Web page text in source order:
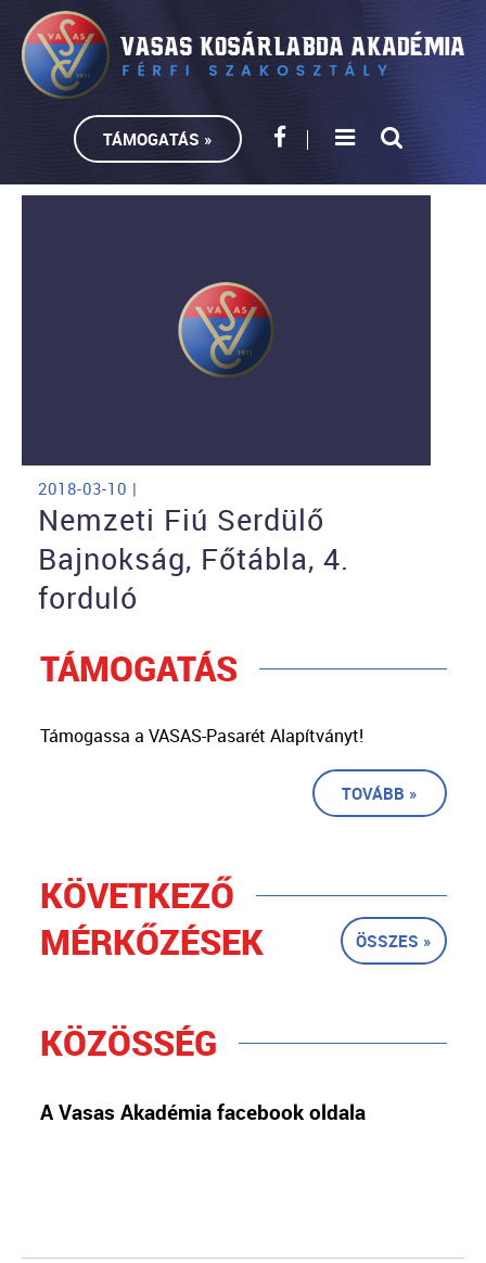
TÁMOGATÁS »
2018-03-10 |
Nemzeti Fiú Serdülő
Bajnokság, Főtábla, 4.
forduló
TÁMOGATÁS
Támogassa a VASAS-Pasarét Alapítványt!
TOVÁBB »
KÖVETKEZŐ
MÉRKŐZÉSEK
ÖSSZES »
KÖZÖSSÉG
A Vasas Akadémia facebook oldala